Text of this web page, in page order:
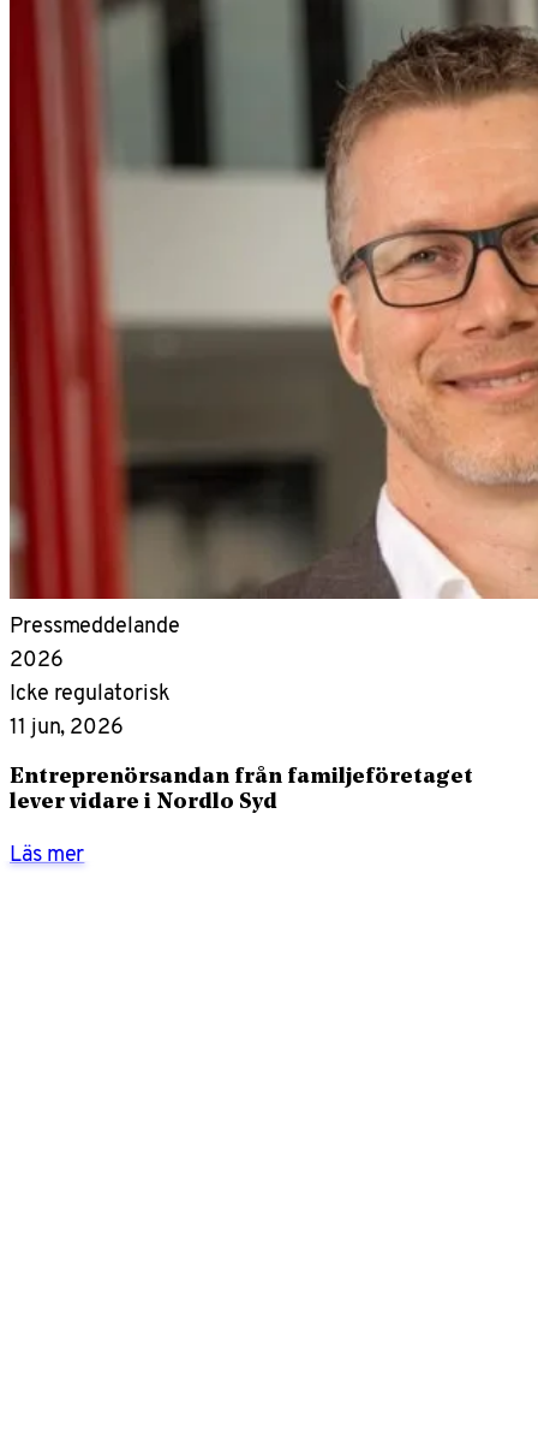
Pressmeddelande
2026
Icke regulatorisk
11 jun, 2026
Entreprenörsandan från familjeföretaget
lever vidare i Nordlo Syd
Läs mer